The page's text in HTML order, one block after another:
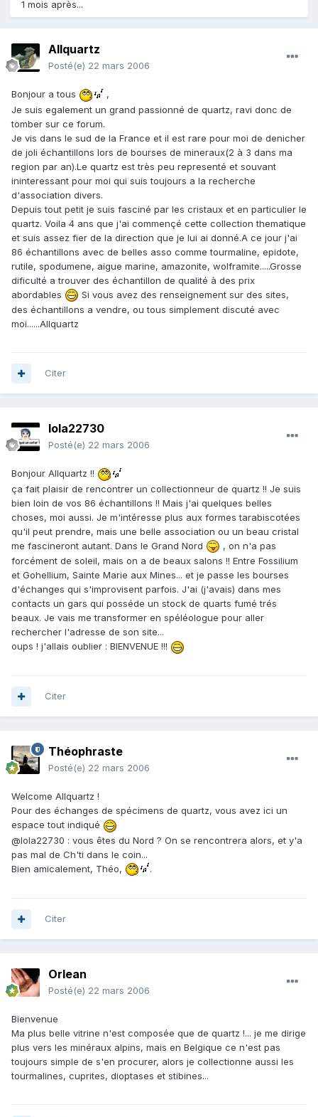
1 mois après...
Allquartz
Posté(e) 22 mars 2006
Bonjour a tous
,
Je suis egalement un grand passionné de quartz, ravi donc de
tomber sur ce forum.
Je vis dans le sud de la France et il est rare pour moi de denicher
de joli échantillons lors de bourses de mineraux(2 à 3 dans ma
region par an).Le quartz est très peu representé et souvant
ininteressant pour moi qui suis toujours a la recherche
d'association divers.
Depuis tout petit je suis fasciné par les cristaux et en particulier le
quartz. Voila 4 ans que j'ai commençé cette collection thematique
et suis assez fier de la direction que je lui ai donné.A ce jour j'ai
86 échantillons avec de belles asso comme tourmaline, epidote,
rutile, spodumene, aigue marine, amazonite, wolframite.....Grosse
dificulté a trouver des échantillon de qualité à des prix
abordables
Si vous avez des renseignement sur des sites,
des échantillons a vendre, ou tous simplement discuté avec
moi......Allquartz
Citer
lola22730
Posté(e) 22 mars 2006
Bonjour Allquartz !!
ça fait plaisir de rencontrer un collectionneur de quartz !! Je suis
bien loin de vos 86 échantillons !! Mais j'ai quelques belles
choses, moi aussi. Je m'intéresse plus aux formes tarabiscotées
qu'il peut prendre, mais une belle association ou un beau cristal
me fascineront autant. Dans le Grand Nord
, on n'a pas
forcément de soleil, mais on a de beaux salons !! Entre Fossilium
et Gohellium, Sainte Marie aux Mines... et je passe les bourses
d'échanges qui s'improvisent parfois. J'ai (j'avais) dans mes
contacts un gars qui posséde un stock de quarts fumé trés
beaux. Je vais me transformer en spéléologue pour aller
rechercher l'adresse de son site...
oups ! j'allais oublier : BIENVENUE !!!
Citer
Théophraste
Posté(e) 22 mars 2006
Welcome Allquartz !
Pour des échanges de spécimens de quartz, vous avez ici un
espace tout indiqué
@lola22730 : vous êtes du Nord ? On se rencontrera alors, et y'a
pas mal de Ch'ti dans le coin...
Bien amicalement, Théo,
.
Citer
Orlean
Posté(e) 22 mars 2006
Bienvenue
Ma plus belle vitrine n'est composée que de quartz !... je me dirige
plus vers les minéraux alpins, mais en Belgique ce n'est pas
toujours simple de s'en procurer, alors je collectionne aussi les
tourmalines, cuprites, dioptases et stibines...